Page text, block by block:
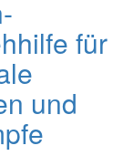
für
und